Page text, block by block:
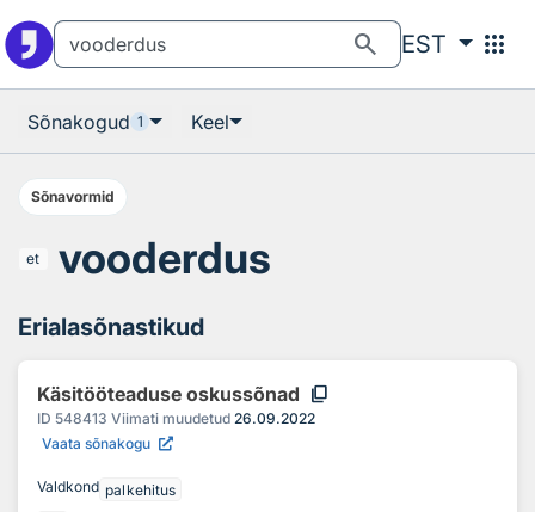
search EST apps
Sõnakogud 1 Keel
Sõnavormid
et vooderdus
Erialasõnastikud
Käsitööteaduse oskussõnad content_copy
ID 548413 Viimati muudetud 26.09.2022
Vaata sõnakogu
Valdkond palkehitus